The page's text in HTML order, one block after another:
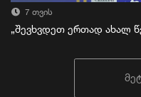
7 თვის
„შევხვდეთ ერთად ახალ